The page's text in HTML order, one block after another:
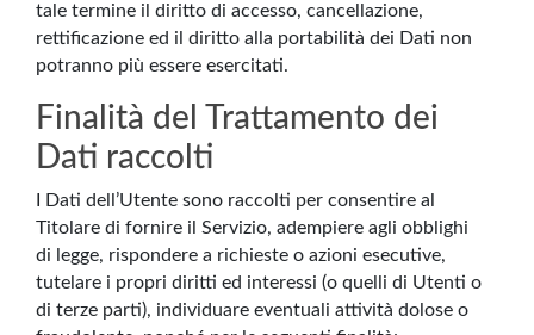
tale termine il diritto di accesso, cancellazione,
rettificazione ed il diritto alla portabilità dei Dati non
potranno più essere esercitati.
Finalità del Trattamento dei
Dati raccolti
I Dati dell’Utente sono raccolti per consentire al
Titolare di fornire il Servizio, adempiere agli obblighi
di legge, rispondere a richieste o azioni esecutive,
tutelare i propri diritti ed interessi (o quelli di Utenti o
di terze parti), individuare eventuali attività dolose o